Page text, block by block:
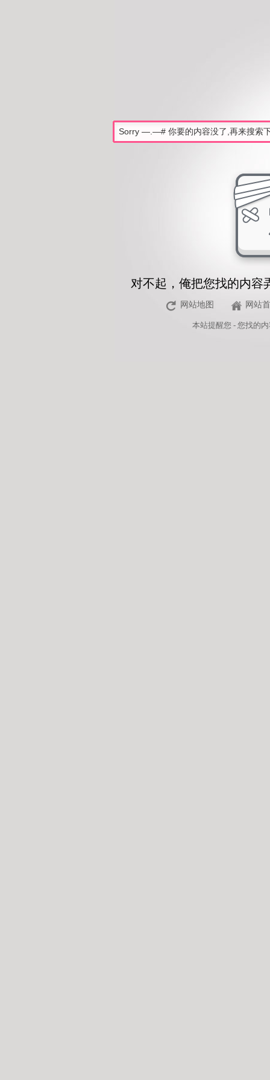
对不起，俺把您找的内容
网站地图 网站
本站提醒您 - 您找的